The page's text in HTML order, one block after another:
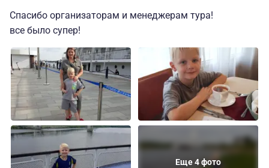
Спасибо организаторам и менеджерам тура!
все было супер!
Еще 4 фото